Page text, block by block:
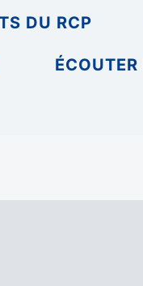
DU RCP